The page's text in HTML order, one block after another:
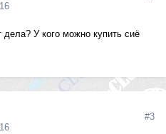
дела? У кого можно купить сиё
#3